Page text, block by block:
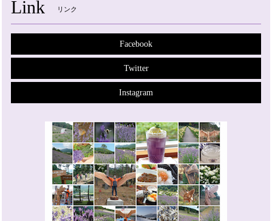
Link リンク
Facebook
Twitter
Instagram